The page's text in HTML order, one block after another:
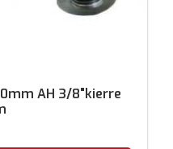
AH 3/8"kierre